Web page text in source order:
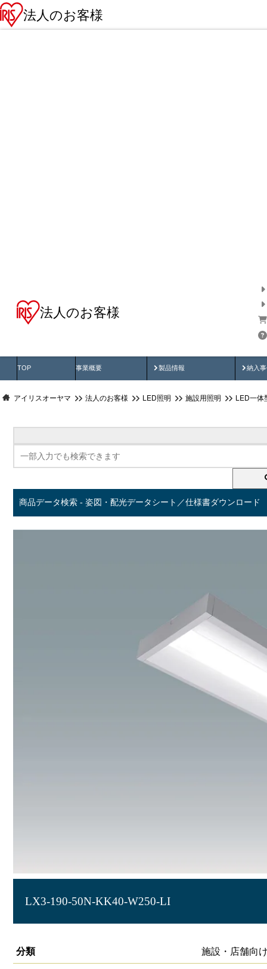
法人のお客様
法人のお客様
TOP 事業概要 製品情報
製品動画 納入
納
アイリスオーヤマ 法人のお客様 LED照明 施設用照明 LED一体
商品データ検索 - 姿図・配光データシート／仕様書ダウンロード
LX3-190-50N-KK40-W250-LI
分類
施設・店舗向